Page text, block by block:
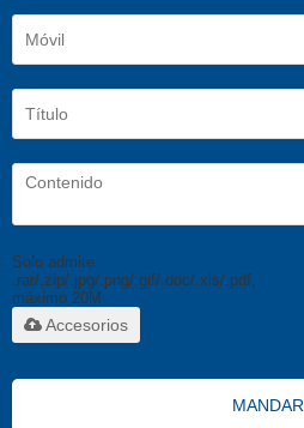
Solo admite
.rar/.zip/.jpg/.png/.gif/.doc/.xls/.pdf,
máximo 20M
Accesorios
MANDAR